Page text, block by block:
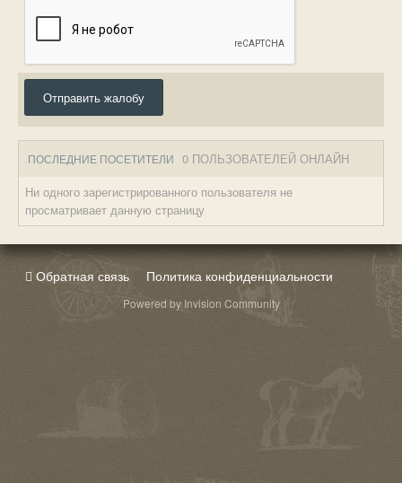
Отправить жалобу
ПОСЛЕДНИЕ ПОСЕТИТЕЛИ 0 ПОЛЬЗОВАТЕЛЕЙ ОНЛАЙН
Ни одного зарегистрированного пользователя не
просматривает данную страницу
Обратная связь Политика конфиденциальности
Powered by Invision Community